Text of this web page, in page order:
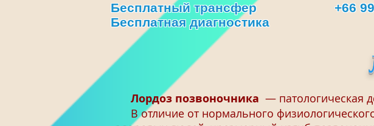
Бесплатный трансфер
Бесплатная диагностика
+66
Лордоз позвоночника — патологическая
В отличие от нормального